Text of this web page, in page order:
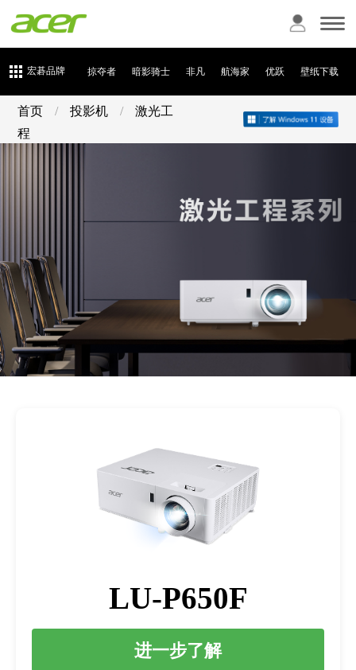
宏碁品牌 掠夺者 暗影骑士 非凡 航海家 优跃 壁纸下载
首页 / 投影机 /
激光工
程
LU-P650F
进一步了解